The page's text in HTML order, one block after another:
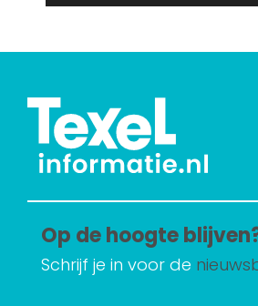
Op de hoogte
Schrijf je in voor de